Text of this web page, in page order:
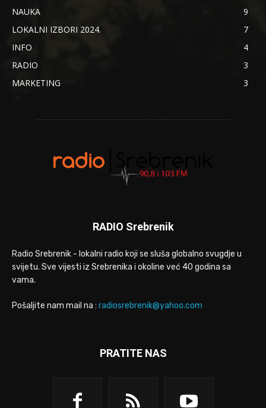
NAUKA
9
LOKALNI IZBORI 2024.
7
INFO
4
RADIO
3
MARKETING
3
RADIO Srebrenik
Radio Srebrenik - lokalni radio koji se sluša globalno svugdje u
svijetu. Sve vijesti iz Srebrenika i okoline već 40 godina sa
vama.
Pošaljite nam mail na : radiosrebrenik@yahoo.com
PRATITE NAS